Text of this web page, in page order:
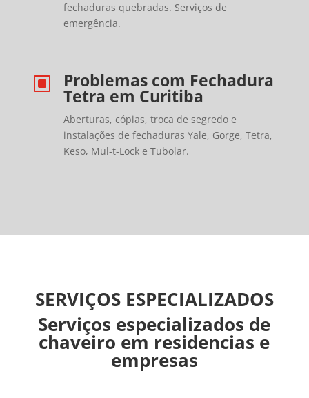
fechaduras quebradas. Serviços de
emergência.
W Problemas com Fechadura
Tetra em Curitiba
Aberturas, cópias, troca de segredo e
instalações de fechaduras Yale, Gorge, Tetra,
Keso, Mul-t-Lock e Tubolar.
SERVIÇOS ESPECIALIZADOS
Serviços especializados de
chaveiro em residencias e
empresas